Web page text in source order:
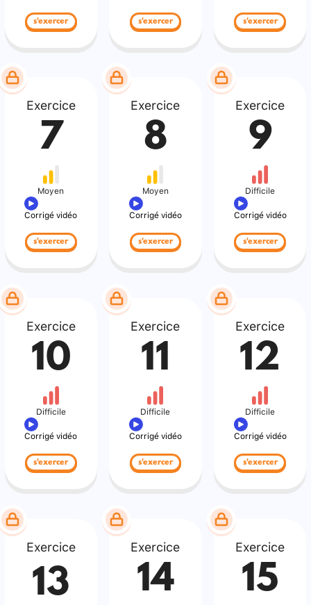
s'exercer s'exercer s'exercer
Exercice
7
Moyen
Corrigé vidéo
s'exercer
Exercice
8
Moyen
Corrigé vidéo
s'exercer
Exercice
9
Difficile
Corrigé vidéo
s'exercer
Exercice
10
Difficile
Corrigé vidéo
s'exercer
Exercice
11
Difficile
Corrigé vidéo
s'exercer
Exercice
12
Difficile
Corrigé vidéo
s'exercer
Exercice
13
Exercice
14
Exercice
15